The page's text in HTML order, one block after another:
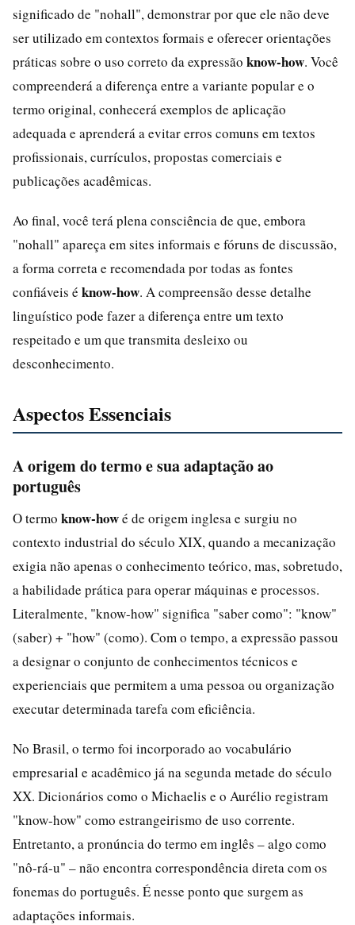
significado de "nohall", demonstrar por que ele não deve
ser utilizado em contextos formais e oferecer orientações
práticas sobre o uso correto da expressão know-how. Você
compreenderá a diferença entre a variante popular e o
termo original, conhecerá exemplos de aplicação
adequada e aprenderá a evitar erros comuns em textos
profissionais, currículos, propostas comerciais e
publicações acadêmicas.
Ao final, você terá plena consciência de que, embora
"nohall" apareça em sites informais e fóruns de discussão,
a forma correta e recomendada por todas as fontes
confiáveis é know-how. A compreensão desse detalhe
linguístico pode fazer a diferença entre um texto
respeitado e um que transmita desleixo ou
desconhecimento.
Aspectos Essenciais
A origem do termo e sua adaptação ao
português
O termo know-howé de origem inglesa e surgiu no
contexto industrial do século XIX, quando a mecanização
exigia não apenas o conhecimento teórico, mas, sobretudo,
a habilidade prática para operar máquinas e processos.
Literalmente, "know-how" significa "saber como": "know"
(saber) + "how" (como). Com o tempo, a expressão passou
a designar o conjunto de conhecimentos técnicos e
experienciais que permitem a uma pessoa ou organização
executar determinada tarefa com eficiência.
No Brasil, o termo foi incorporado ao vocabulário
empresarial e acadêmico já na segunda metade do século
XX. Dicionários como o Michaelis e o Aurélio registram
"know-how" como estrangeirismo de uso corrente.
Entretanto, a pronúncia do termo em inglês – algo como
"nô-rá-u" – não encontra correspondência direta com os
fonemas do português. É nesse ponto que surgem as
adaptações informais.